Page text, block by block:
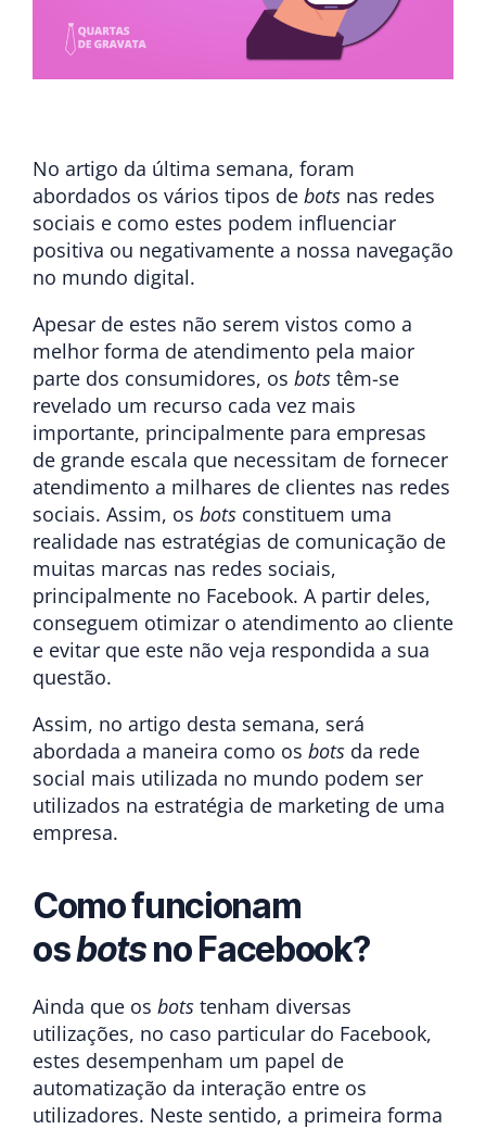
No artigo da última semana, foram
abordados os vários tipos de bots nas redes
sociais e como estes podem influenciar
positiva ou negativamente a nossa navegação
no mundo digital.
Apesar de estes não serem vistos como a
melhor forma de atendimento pela maior
parte dos consumidores, os bots têm-se
revelado um recurso cada vez mais
importante, principalmente para empresas
de grande escala que necessitam de fornecer
atendimento a milhares de clientes nas redes
sociais. Assim, os bots constituem uma
realidade nas estratégias de comunicação de
muitas marcas nas redes sociais,
principalmente no Facebook. A partir deles,
conseguem otimizar o atendimento ao cliente
e evitar que este não veja respondida a sua
questão.
Assim, no artigo desta semana, será
abordada a maneira como os bots da rede
social mais utilizada no mundo podem ser
utilizados na estratégia de marketing de uma
empresa.
Como funcionam
osbotsno Facebook?
Ainda que os bots tenham diversas
utilizações, no caso particular do Facebook,
estes desempenham um papel de
automatização da interação entre os
utilizadores. Neste sentido, a primeira forma